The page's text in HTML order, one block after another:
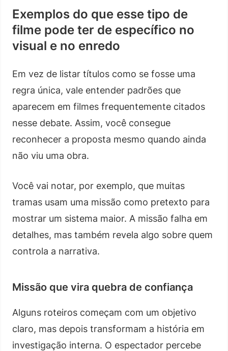
Exemplos do que esse tipo de
filme pode ter de específico no
visual e no enredo
Em vez de listar títulos como se fosse uma
regra única, vale entender padrões que
aparecem em filmes frequentemente citados
nesse debate. Assim, você consegue
reconhecer a proposta mesmo quando ainda
não viu uma obra.
Você vai notar, por exemplo, que muitas
tramas usam uma missão como pretexto para
mostrar um sistema maior. A missão falha em
detalhes, mas também revela algo sobre quem
controla a narrativa.
Missão que vira quebra de confiança
Alguns roteiros começam com um objetivo
claro, mas depois transformam a história em
investigação interna. O espectador percebe